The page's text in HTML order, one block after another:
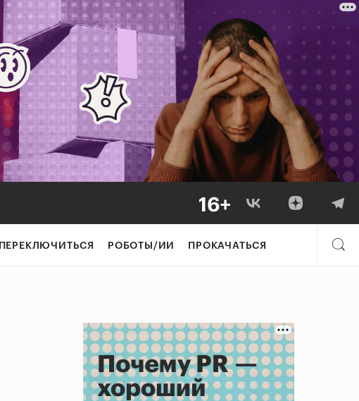
ПЕРЕКЛЮЧИТЬСЯ РОБОТЫ/ИИ ПРОКАЧАТЬСЯ